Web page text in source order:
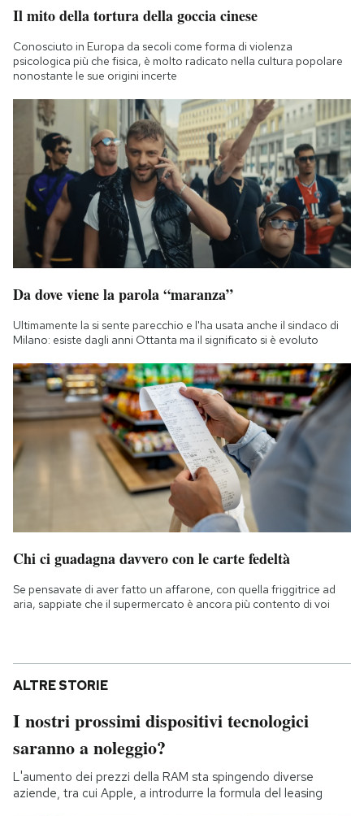
Il mito della tortura della goccia cinese
Conosciuto in Europa da secoli come forma di violenza
psicologica più che fisica, è molto radicato nella cultura popolare
nonostante le sue origini incerte
Da dove viene la parola “maranza”
Ultimamente la si sente parecchio e l'ha usata anche il sindaco di
Milano: esiste dagli anni Ottanta ma il significato si è evoluto
Chi ci guadagna davvero con le carte fedeltà
Se pensavate di aver fatto un affarone, con quella friggitrice ad
aria, sappiate che il supermercato è ancora più contento di voi
ALTRE STORIE
I nostri prossimi dispositivi tecnologici
saranno a noleggio?
L'aumento dei prezzi della RAM sta spingendo diverse
aziende, tra cui Apple, a introdurre la formula del leasing